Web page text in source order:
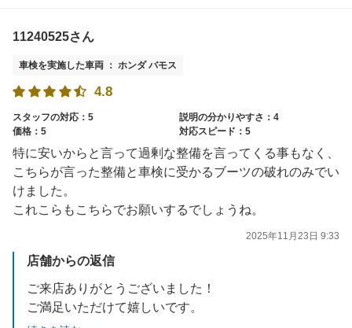
11240525さん
車検を実施した車両 ： ホンダ バモス
4.8
スタッフの対応：5
説明の分かりやすさ：4
価格：5
対応スピード：5
特に安いからと言って過剰な整備を言ってくる事もなく、
こちらが言った整備と車検に受かるブーツの破れのみでい
けました。
これこらもこちらでお願いするでしょうね。
2025年11月23日 9:33
店舗からの返信
ご来店ありがとうございました！
ご満足いただけて嬉しいです。